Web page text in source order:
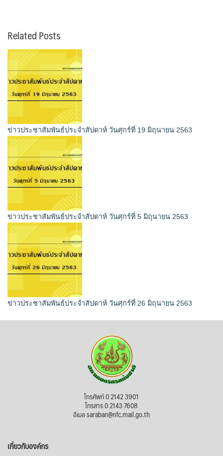
Related Posts
ข่าวประชาสัมพันธ์ประจำสัปดาห์ วันศุกร์ที่ 19 มิถุนายน 2563
ข่าวประชาสัมพันธ์ประจำสัปดาห์ วันศุกร์ที่ 5 มิถุนายน 2563
ข่าวประชาสัมพันธ์ประจำสัปดาห์ วันศุกร์ที่ 26 มิถุนายน 2563
โทรศัพท์ 0 2142 3901
โทรสาร 0 2143 7608
อีเมล saraban@nfc.mail.go.th
เกี่ยวกับองค์กร